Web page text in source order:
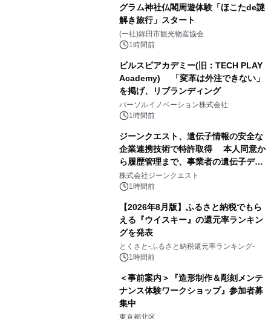
グラム神社仏閣周遊体験「ほこたde謎
解き旅行」スタート
(一社)鉾田市観光物産協会
1時間前
ビルスピアカデミー(旧：TECH PLAY
Academy) 「変革は外注できない」
を掲げ、リブランディング
パーソルイノベーション株式会社
1時間前
ジーンクエスト、遺伝子情報の安全な
企業連携技術で特許取得 本人同意か
ら履歴管理まで、事業者の遺伝子デー
タ活用を支援
株式会社ジーンクエスト
1時間前
【2026年8月版】ふるさと納税でもら
える『ウイスキー』の還元率ランキン
グを発表
とくさと-ふるさと納税還元率ランキング-
1時間前
＜事前案内＞『造形制作＆彫刻メンテ
ナンス体験ワークショップ』参加者募
集中
東京都北区